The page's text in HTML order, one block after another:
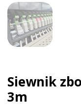
Siewnik
3m